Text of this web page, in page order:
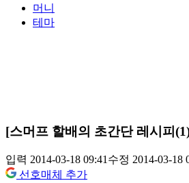
머니
테마
[스머프 할배의 초간단 레시피
입력 2014-03-18 09:41수정 2014-03-18
선호매체 추가